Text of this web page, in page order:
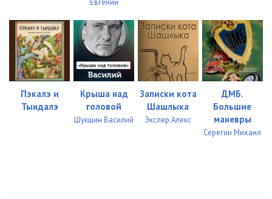
Евгений
Пэкалэ и
Тындалэ
Крыша над
головой
Шукшин Василий
Записки кота
Шашлыка
Экслер Алекс
ДМБ.
Большие
маневры
Серегин Михаил